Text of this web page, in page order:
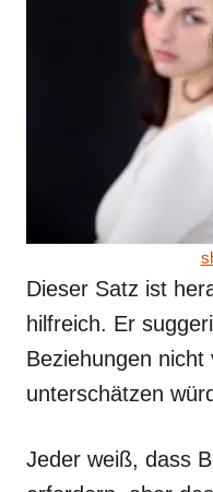
Dieser Satz ist
hilfreich. Er
Beziehungen
unterschätzen
Jeder weiß, dass